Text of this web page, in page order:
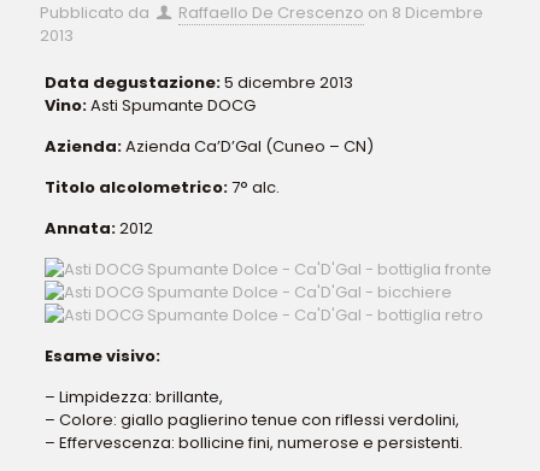
Pubblicato da Raffaello De Crescenzo on 8 Dicembre
2013
Data degustazione:5 dicembre 2013
Vino:Asti Spumante DOCG
Azienda:Azienda Ca’D’Gal (Cuneo – CN)
Titolo alcolometrico:7° alc.
Annata:2012
Esame visivo:
– Limpidezza: brillante,
– Colore: giallo paglierino tenue con riflessi verdolini,
– Effervescenza: bollicine fini, numerose e persistenti.